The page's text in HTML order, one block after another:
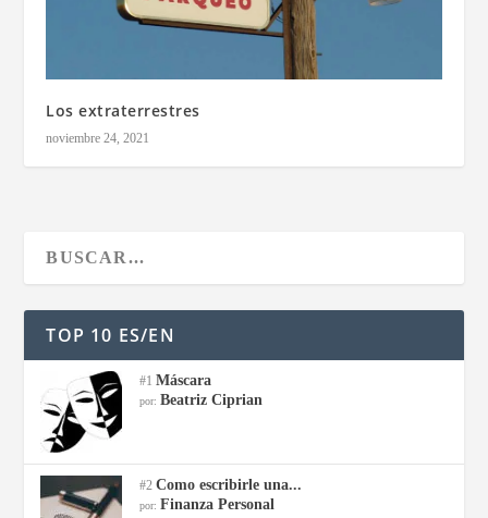
Los extraterrestres
noviembre 24, 2021
TOP 10 ES/EN
#1Máscara
por: Beatriz Ciprian
#2Como escribirle una...
por: Finanza Personal